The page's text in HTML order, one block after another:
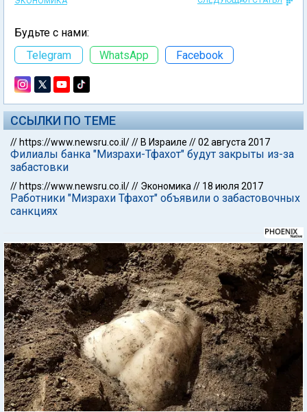
Будьте с нами:
Telegram
WhatsApp Facebook
ССЫЛКИ ПО ТЕМЕ
// https://www.newsru.co.il/// В Израиле //02 августа 2017
Филиалы банка "Мизрахи-Тфахот" будут закрыты из-за
забастовки
// https://www.newsru.co.il/// Экономика // 18 июля 2017
Работники "Мизрахи Тфахот" объявили о забастовочных
санкциях